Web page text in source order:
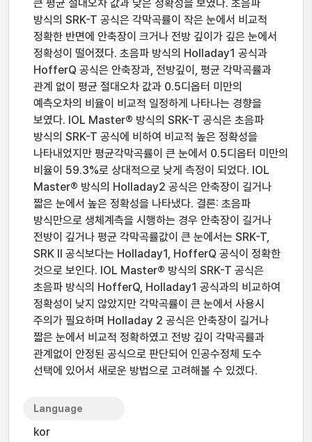
큰 평균 절대오차 값과 낮은 정확성을 보였다. 초음파
방식의 SRK-T 공식은 각막곡률이 작은 눈에서 비교적
정확한 반면에 안축장이 크거나 전방 깊이가 깊은 눈에서
정확성이 떨어졌다. 초음파 방식의 Holladay1 공식과
HofferQ 공식은 안축장과, 전방깊이, 평균 각막곡률과
관계 없이 평균 절대오차 값과 0.5디옵터 미만의
예측오차의 비율이 비교적 일정하게 나타나는 경향을
보였다. IOL Master® 방식의 SRK-T 공식은 초음파
방식의 SRK-T 공식에 비하여 비교적 높은 정확성을
나타내었지만 평균각막곡률이 큰 눈에서 0.5디옵터 미만의
비율이 59.3%로 상대적으로 낮게 측정이 되었다. IOL
Master® 방식의 Holladay2 공식은 안축장이 길거나
짧은 눈에서 높은 정확성을 나타냈다. 결론: 초음파
방식만으로 생체계측을 시행하는 경우 안축장이 길거나
전방이 깊거나 평균 각막곡률값이 큰 눈에서는 SRK-T,
SRK II 공식보다는 Holladay1, HofferQ 공식이 정확한
것으로 보인다. IOL Master® 방식의 SRK-T 공식은
초음파 방식의 HofferQ, Holladay1 공식과의 비교하여
정확성이 낮지 않았지만 각막곡률이 큰 눈에서 사용시
주의가 필요하며 Holladay 2 공식은 안축장이 길거나
짧은 눈에서 비교적 정확하였고 전방 깊이 각막곡률과
관계없이 안정된 공식으로 판단되어 인공수정체 도수
선택에 있어서 새로운 방법으로 고려해볼 수 있겠다.
Language
kor